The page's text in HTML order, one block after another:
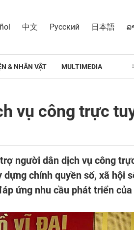
中文 Русский 日本語 ລ
& NHÂN VẬT MULTIMEDIA
vụ công trực
người dân dịch vụ công
chính quyền số, xã hội
ứng nhu cầu phát triển